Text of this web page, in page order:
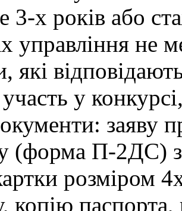
3-х років або
управління не
які
у
заяву
(форма П-2ДС) з
розміром
копію